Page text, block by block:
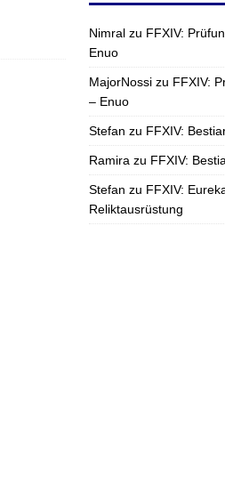
Nimralzu FFXIV:
Enuo
MajorNossizu FFXIV:
– Enuo
Stefan zu FFXIV:
Ramira zu FFXIV:
Stefan zu FFXIV:
Reliktausrüstung